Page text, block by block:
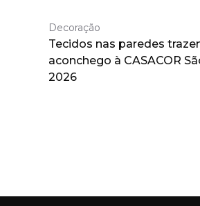
Decoração
Tecidos nas paredes
aconchego à CASACOR
2026